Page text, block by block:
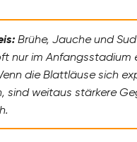
Brühe, Jauche und
nur im Anfangsstadium
die Blattläuse sich
sind weitaus stärkere